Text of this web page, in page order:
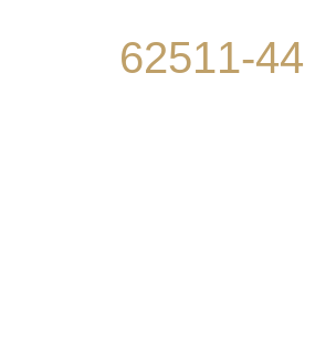
62511-44